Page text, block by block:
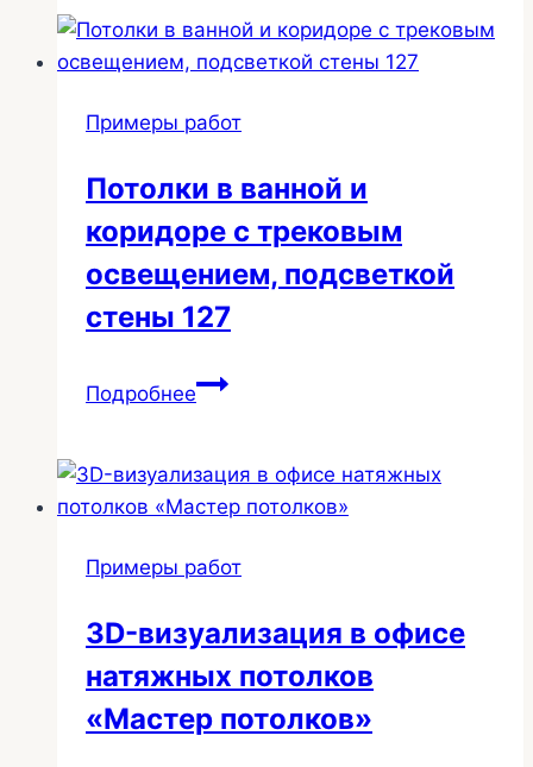
освещение
в
на
профиле
132
Примеры работ
Потолки в ванной и
коридоре с трековым
освещением, подсветкой
стены 127
ПодробнееПотолки
и
коридоре
трековым
подсветкой
стены
Примеры работ
3D-визуализация в офисе
натяжных потолков
«Мастер потолков»